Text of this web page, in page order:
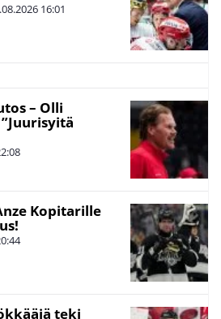
16:01
– Olli
Kopitarille
teki